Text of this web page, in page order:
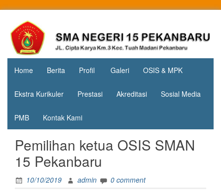
contentSMA
Negeri 15
Pekanbaru
Jl. Cipta
Karya
KM.3, Kec.
Tuah
Madani,
Home Berita Profil Galeri OSIS & MPK
Ekstra Kurikuler Prestasi Akreditasi Sosial Media
PMB Kontak Kami
Pemilihan ketua OSIS SMAN
15 Pekanbaru
10/10/2019 admin 0 comment